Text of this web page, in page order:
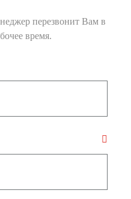
перезвонит Вам в
время.